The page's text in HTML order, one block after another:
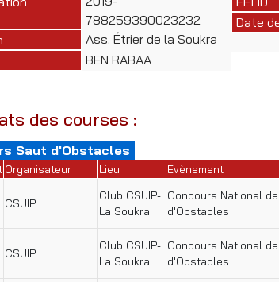
788259390023232
Ass. Étrier de la Soukra
BEN RABAA
Date
des courses :
Saut d'Obstacles
Organisateur Lieu Evènement
CSUIP
Club CSUIP-
La Soukra
Concours National
d'Obstacles
CSUIP
Club CSUIP-
La Soukra
Concours National
d'Obstacles